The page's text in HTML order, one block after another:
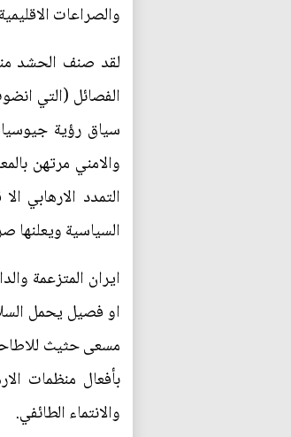
والصراعات
لقد صنف الحشد
الفصائل (التي
سياق رؤية
والامني مرتهن
التمدد الارهابي
السياسية
ايران المتزعمة
او فصيل يحمل
مسعى حثيث
بأفعال منظمات
والانتماء الطائفي.